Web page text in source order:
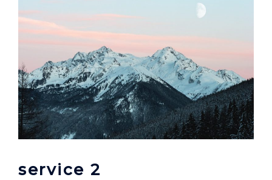
service 2